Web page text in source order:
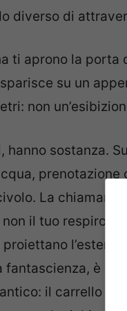
diverso di
ti aprono la porta
su un
non
hanno sostanza.
La chiamano
il tuo respiro.
proiettano
fantascienza, è
il carrello del